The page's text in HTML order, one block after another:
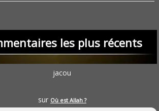
les plus récents
jacou
sur Où est Allah ?